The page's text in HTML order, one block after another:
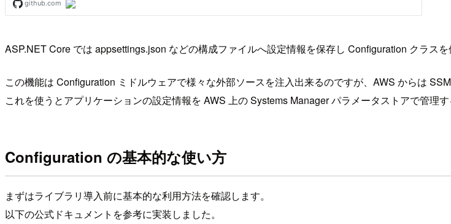
ASP.NET Core では appsettings.json などの構成ファイルへ設定情報を保存し Configuration クラス
この機能は Configuration ミドルウェアで様々な外部ソースを注入出来るのですが、AWS からは
これを使うとアプリケーションの設定情報を AWS 上の Systems Manager パラメータストアで管理す
Configuration の基本的な使い方
まずはライブラリ導入前に基本的な利用方法を確認します。
以下の公式ドキュメントを参考に実装しました。